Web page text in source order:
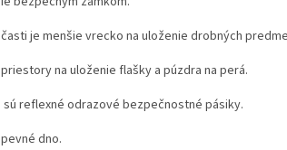
je menšie vrecko na uloženie drobných
na uloženie flašky a púzdra na perá.
sú reflexné odrazové bezpečnostné pásiky.
dno.